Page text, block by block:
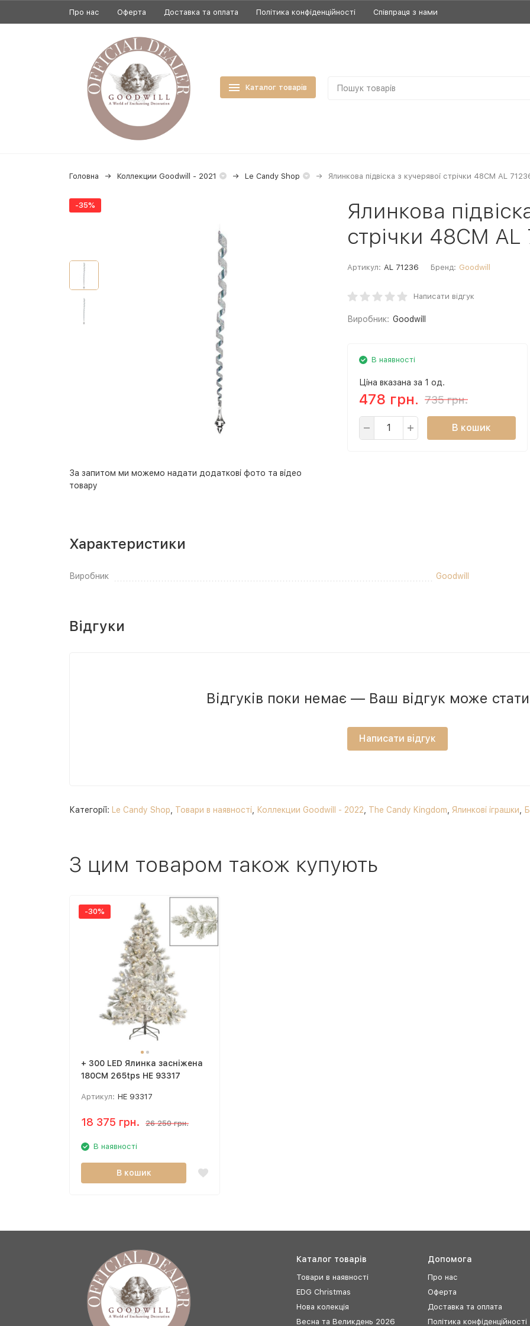
Про нас Оферта Доставка та оплата Політика конфіденційності Співпраця з нами
Каталог товарів
Головна Коллекции Goodwill - 2021 Le Candy Shop Ялинкова підвіска з кучерявої стрічки 48CM AL
-35%
За запитом ми можемо надати додаткові фото та відео
товару
Ялинкова
стрічки 48CM AL
Артикул: AL 71236 Бренд: Goodwill
Написати відгук
Виробник: Goodwill
В наявності
Ціна вказана за 1 од.
478 грн. 735 грн.
В кошик
Характеристики
Виробник Goodwill
Відгуки
Відгуків поки немає — Ваш відгук може
Написати відгук
Категорії: Le Candy Shop Товари в наявності Коллекции Goodwill - 2022 The Candy Kingdom Ялинкові іграшки
З цим товаром також купують
-30%
+ 300 LED Ялинка засніжена
180CM 265tps HE 93317
Артикул: HE 93317
18 375 грн. 26 250 грн.
В наявності
В кошик
Каталог товарів
Товари в наявності
EDG Christmas
Нова колекція
Весна та Великдень 2026
Допомога
Про нас
Оферта
Доставка та оплата
Політика конфіденційності